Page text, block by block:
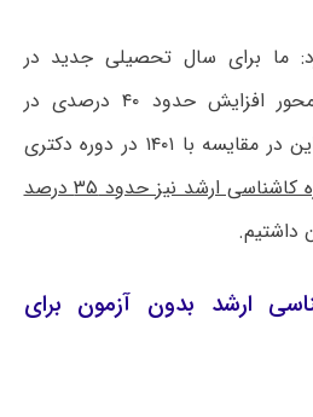
ما برای سال تحصیلی جدید در
پذیرش به شیوه استاد محور افزایش حدود ۴۰ درصدی در
دانشگاه ها را داریم. بنابراین در مقایسه با ۱۴۰۱ در دوره دکتری
ارشد نیز حدود ۳۵ درصد
داشتیم.
ارشد بدون آزمون برای